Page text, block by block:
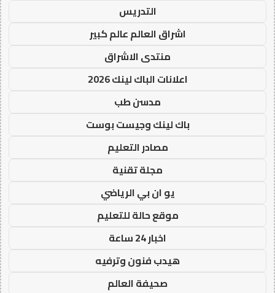
التدريس
اشراق العالم عالم كبير
منتدى الاشراق
اعلانات الباك لينك 2026
مدسن طب
باك لينك وجيست بوست
مصادر التعليم
مجلة تقنية
يو ان بي الرياضي
موقع حالة للتعليم
اخبار 24 ساعة
هيدب فنون وترفيه
صحيفة العالم